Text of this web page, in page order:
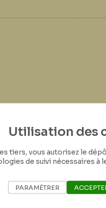
Utilisation des
tiers, vous autorisez le
de suivi nécessaires à
PARAMÉTRER